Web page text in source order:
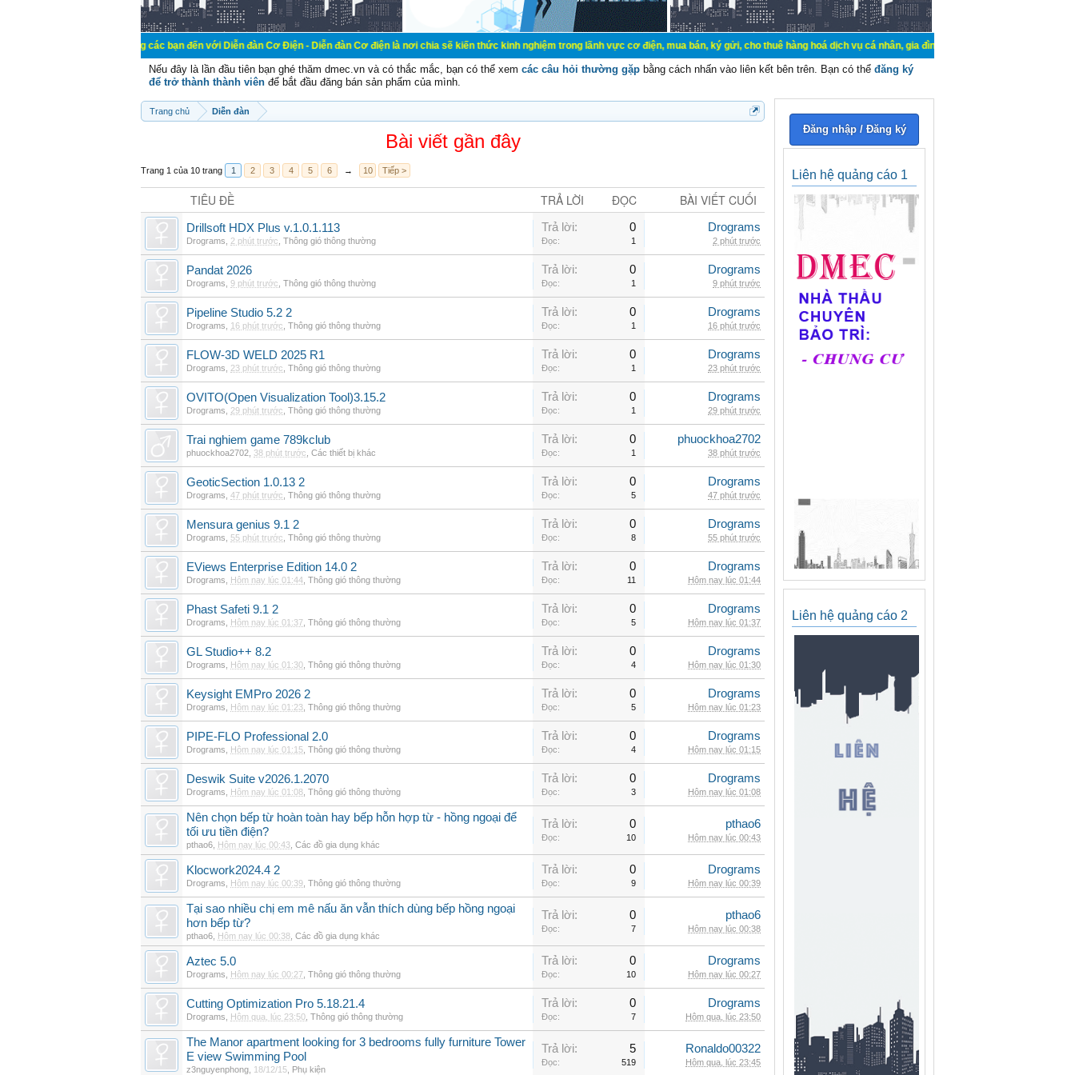
Chào mừng các bạn đến với Diễn đàn Cơ Điện - Diễn đàn Cơ điện là nơi chia sẽ kiến thức kinh nghiệm trong lãnh vực cơ điện, mua bán, ký gửi, cho thuê hàng hoá dịch vụ cá nhân, gia đình. Mua bán, ký gửi, cho thuê thiết bị hệ
Nếu đây là lần đầu tiên bạn ghé thăm dmec.vn và có thắc mắc, bạn có thể xem các câu hỏi thường gặp bằng cách nhấn vào liên kết bên trên. Bạn có thể đăng ký
để trở thành thành viên để bắt đầu đăng bán sản phẩm của mình.
Trang chủ Diễn đàn
Bài viết gần đây
Trang 1 của 10 trang 1 2 3 4 5 6 → 10 Tiếp >
TIÊU ĐỀ TRẢ LỜI ĐỌC BÀI VIẾT CUỐI
Drillsoft HDX Plus v.1.0.1.113
Drograms 2 phút trước Thông gió thông thường
Trả lời: 0
Đọc: 1
Drograms
2 phút trước
Pandat 2026
Drograms 9 phút trước Thông gió thông thường
Trả lời: 0
Đọc: 1
Drograms
9 phút trước
Pipeline Studio 5.2 2
Drograms 16 phút trước Thông gió thông thường
Trả lời: 0
Đọc: 1
Drograms
16 phút trước
FLOW-3D WELD 2025 R1
Drograms 23 phút trước Thông gió thông thường
Trả lời: 0
Đọc: 1
Drograms
23 phút trước
OVITO(Open Visualization Tool)3.15.2
Drograms 29 phút trước Thông gió thông thường
Trả lời: 0
Đọc: 1
Drograms
29 phút trước
Trai nghiem game 789kclub
phuockhoa2702 38 phút trước Các thiết bị khác
Trả lời: 0
Đọc: 1
phuockhoa2702
38 phút trước
GeoticSection 1.0.13 2
Drograms 47 phút trước Thông gió thông thường
Trả lời: 0
Đọc: 5
Drograms
47 phút trước
Mensura genius 9.1 2
Drograms 55 phút trước Thông gió thông thường
Trả lời: 0
Đọc: 8
Drograms
55 phút trước
EViews Enterprise Edition 14.0 2
Drograms Hôm nay lúc 01:44 Thông gió thông thường
Trả lời: 0
Đọc: 11
Drograms
Hôm nay lúc 01:44
Phast Safeti 9.1 2
Drograms Hôm nay lúc 01:37 Thông gió thông thường
Trả lời: 0
Đọc: 5
Drograms
Hôm nay lúc 01:37
GL Studio++ 8.2
Drograms Hôm nay lúc 01:30 Thông gió thông thường
Trả lời: 0
Đọc: 4
Drograms
Hôm nay lúc 01:30
Keysight EMPro 2026 2
Drograms Hôm nay lúc 01:23 Thông gió thông thường
Trả lời: 0
Đọc: 5
Drograms
Hôm nay lúc 01:23
PIPE-FLO Professional 2.0
Drograms Hôm nay lúc 01:15 Thông gió thông thường
Trả lời: 0
Đọc: 4
Drograms
Hôm nay lúc 01:15
Deswik Suite v2026.1.2070
Drograms Hôm nay lúc 01:08 Thông gió thông thường
Trả lời: 0
Đọc: 3
Drograms
Hôm nay lúc 01:08
Nên chọn bếp từ hoàn toàn hay bếp hỗn hợp từ - hồng ngoại để
tối ưu tiền điện?
pthao6 Hôm nay lúc 00:43 Các đồ gia dụng khác
Trả lời: 0
Đọc: 10
pthao6
Hôm nay lúc 00:43
Klocwork2024.4 2
Drograms Hôm nay lúc 00:39 Thông gió thông thường
Trả lời: 0
Đọc: 9
Drograms
Hôm nay lúc 00:39
Tại sao nhiều chị em mê nấu ăn vẫn thích dùng bếp hồng ngoại
hơn bếp từ?
pthao6 Hôm nay lúc 00:38 Các đồ gia dụng khác
Trả lời: 0
Đọc: 7
pthao6
Hôm nay lúc 00:38
Aztec 5.0
Drograms Hôm nay lúc 00:27 Thông gió thông thường
Trả lời: 0
Đọc: 10
Drograms
Hôm nay lúc 00:27
Cutting Optimization Pro 5.18.21.4
Drograms Hôm qua, lúc 23:50 Thông gió thông thường
Trả lời: 0
Đọc: 7
Drograms
Hôm qua, lúc 23:50
The Manor apartment looking for 3 bedrooms fully furniture Tower
E view Swimming Pool
z3nguyenphong 18/12/15 Phụ kiện
Trả lời: 5
Đọc: 519
Ronaldo00322
Hôm qua, lúc 23:45
Đăng nhập / Đăng ký
Liên hệ quảng cáo 1
Liên hệ quảng cáo 2